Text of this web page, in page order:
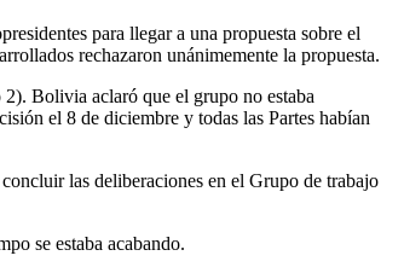
para llegar a una propuesta sobre el
rechazaron unánimemente la propuesta.
Bolivia aclaró que el grupo no estaba
el 8 de diciembre y todas las Partes habían
las deliberaciones en el Grupo de trabajo
se estaba acabando.